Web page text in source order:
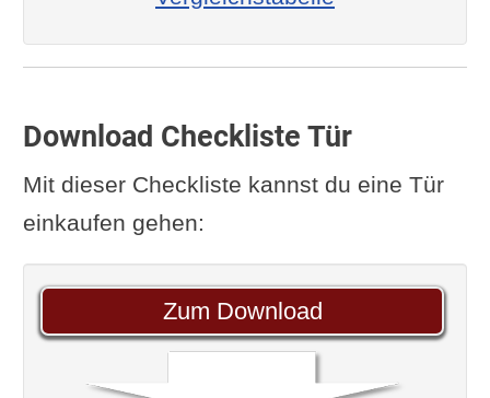
Download Checkliste Tür
Mit dieser Checkliste kannst du eine Tür
einkaufen gehen:
Zum Download